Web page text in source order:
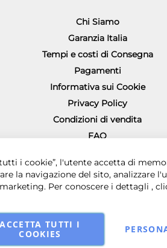
Chi Siamo
Garanzia Italia
Tempi e costi di Consegna
Pagamenti
Informativa sui Cookie
Privacy Policy
Condizioni di vendita
FAQ